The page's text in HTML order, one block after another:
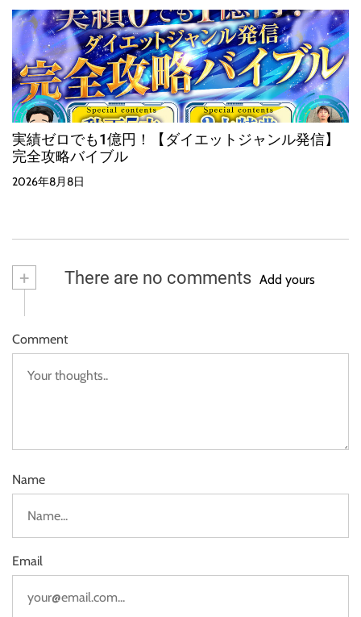
実績ゼロでも1億円！【ダイエットジャンル発信】
完全攻略バイブル
2026年8月8日
+ There are no comments Add yours
Comment
Name
Email